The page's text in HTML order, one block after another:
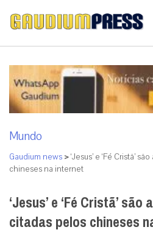
Mundo
Gaudium news >‘Jesus’ e ‘Fé Cristã’
chineses na internet
‘Jesus’ e ‘Fé Cristã’
citadas pelos chineses